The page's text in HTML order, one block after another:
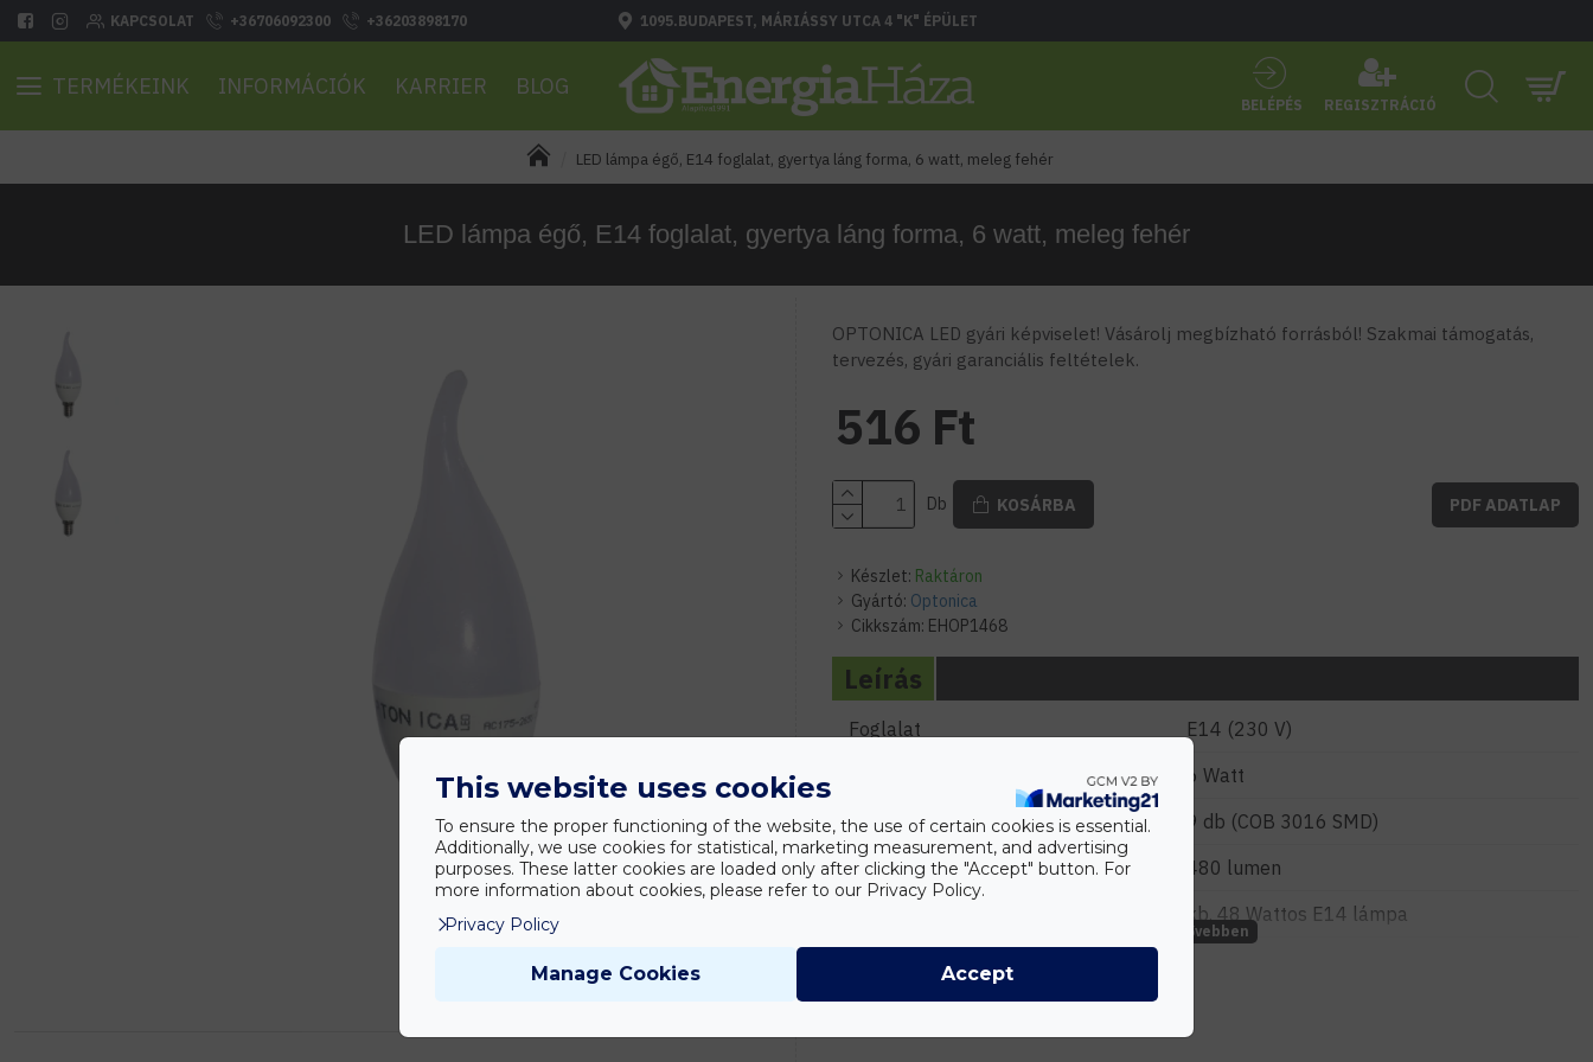
KAPCSOLAT +36706092300 +36203898170 1095.BUDAPEST, MÁRIÁSSY UTCA 4 "K" ÉPÜLET
TERMÉKEINK INFORMÁCIÓK KARRIER BLOG
BELÉPÉS REGISZTRÁCIÓ
LED lámpa égő, E14 foglalat, gyertya láng forma, 6 watt, meleg fehér
LED lámpa égő, E14 foglalat, gyertya láng forma, 6 watt, meleg fehér
OPTONICA LED gyári képviselet! Vásárolj megbízható forrásból! Szakmai támogatás,
tervezés, gyári garanciális feltételek.
Készlet: Raktáron
Gyártó: Optonica
Cikkszám: EHOP1468
516 Ft
Db KOSÁRBA PDF ADATLAP
Leírás
Foglalat
E14 (230 V)
6 Watt
LED-ek száma
9 db (COB 3016 SMD)
Fényerő
480 lumen
kb. 48 Wattos E14 lámpa
Hatékonyság
Színhőmérséklet
This website uses cookies
To ensure the proper functioning of the website, the use of certain cookies is essential.
Additionally, we use cookies for statistical, marketing measurement, and advertising
purposes. These latter cookies are loaded only after clicking the "Accept" button. For
more information about cookies, please refer to our Privacy Policy.
Privacy Policy
Manage Cookies Accept